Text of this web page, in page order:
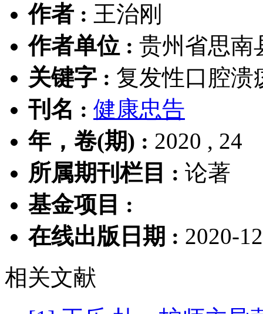
作者 : 王治刚
作者单位 : 贵州省思南
关键字 : 复发性口腔溃
刊名 : 健康忠告
年，卷(期) : 2020 , 24
所属期刊栏目 : 论著
基金项目 :
在线出版日期 : 2020-
相关文献